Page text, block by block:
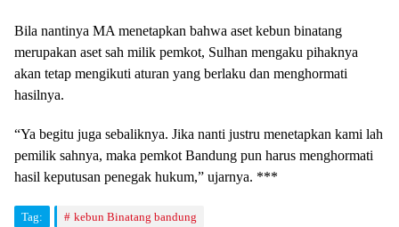
Bila nantinya MA menetapkan bahwa aset kebun binatang
merupakan aset sah milik pemkot, Sulhan mengaku pihaknya
akan tetap mengikuti aturan yang berlaku dan menghormati
hasilnya.
“Ya begitu juga sebaliknya. Jika nanti justru menetapkan kami lah
pemilik sahnya, maka pemkot Bandung pun harus menghormati
hasil keputusan penegak hukum,” ujarnya. ***
Tag: kebun Binatang bandung